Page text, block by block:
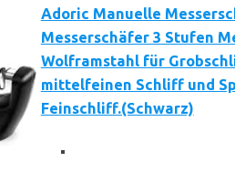
Adoric Manuelle
Messerschäfer 3 Stufen
Wolframstahl für
mittelfeinen Schliff und
Feinschliff.(Schwarz)